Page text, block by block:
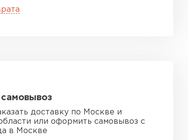
доставку по Москве и
или оформить самовывоз с
в Москве